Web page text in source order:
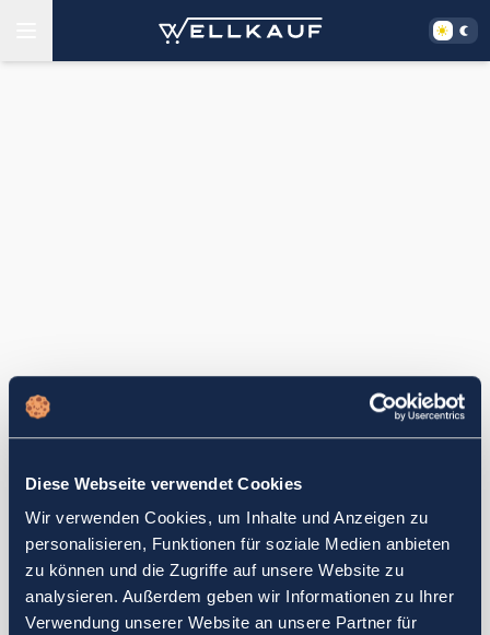
Diese Webseite verwendet Cookies
Wir verwenden Cookies, um Inhalte und Anzeigen zu
personalisieren, Funktionen für soziale Medien anbieten
zu können und die Zugriffe auf unsere Website zu
analysieren. Außerdem geben wir Informationen zu Ihrer
Verwendung unserer Website an unsere Partner für